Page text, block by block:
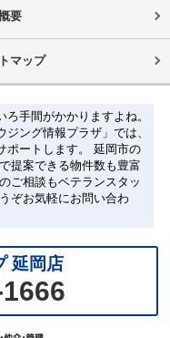
要
マップ
手間がかかりますよね。
ング情報プラザ」では、
ポートします。 延岡市の
提案できる物件数も豊富
ご相談もベテランスタッ
ぞお気軽にお問い合わ
延岡店